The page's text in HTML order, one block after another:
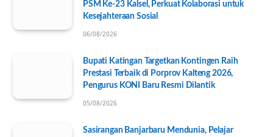
PSM Ke-23 Kalsel, Perkuat Kolaborasi untuk
Kesejahteraan Sosial
06/08/2026
Bupati Katingan Targetkan Kontingen Raih
Prestasi Terbaik di Porprov Kalteng 2026,
Pengurus KONI Baru Resmi Dilantik
05/08/2026
Sasirangan Banjarbaru Mendunia, Pelajar